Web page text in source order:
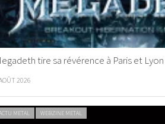
tire sa révérence à Paris et Lyon
2026
METAL WEBZINE METAL